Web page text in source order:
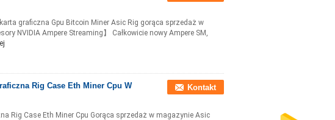
graficzna Gpu Bitcoin Miner Asic Rig gorąca sprzedaż w
NVIDIA Ampere Streaming】 Całkowicie nowy Ampere SM,
Rig Case Eth Miner Cpu W
Kontakt
Rig Case Eth Miner Cpu Gorąca sprzedaż w magazynie Asic